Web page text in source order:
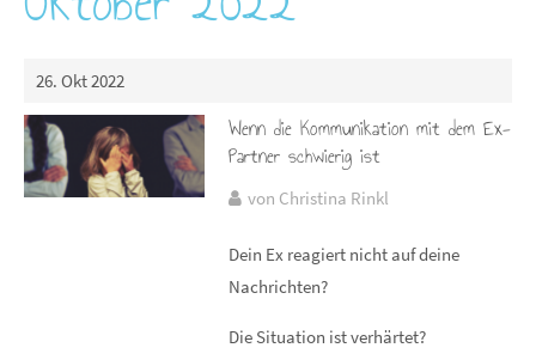
26. Okt 2022
Wenn die Kommunikation mit dem Ex-
Partner schwierig ist
von Christina Rinkl
Dein Ex reagiert nicht auf deine
Nachrichten?
Die Situation ist verhärtet?